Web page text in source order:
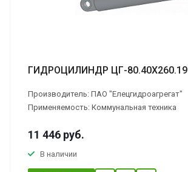
ГИДРОЦИЛИНДР ЦГ-80.40Х260.19
Производитель: ПАО "Елецгидроагрегат"
Применяемость: Коммунальная техника
11 446 руб.
В наличии